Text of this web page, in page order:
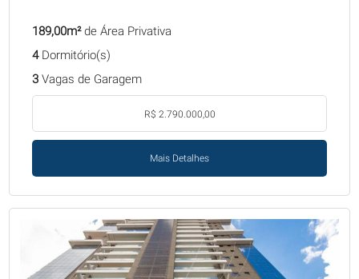
189,00m²de Área Privativa
4Dormitório(s)
3Vagas de Garagem
R$ 2.790.000,00
Mais Detalhes